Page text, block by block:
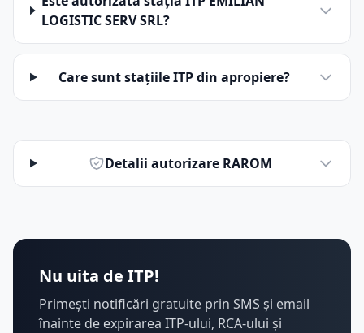
LOGISTIC SERV SRL?
Care sunt stațiile ITP din apropiere?
Detalii autorizare RAROM
Nu uita de ITP!
Primești notificări gratuite prin SMS și email
înainte de expirarea ITP-ului, RCA-ului și